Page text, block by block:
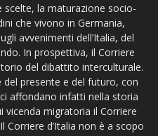
scelte, la maturazione socio-
che vivono in Germania,
avvenimenti dell’Italia, del
In prospettiva, il Corriere
del dibattito interculturale.
del presente e del futuro, con
affondano infatti nella storia
vicenda migratoria il Corriere
Corriere d’Italia non è a scopo